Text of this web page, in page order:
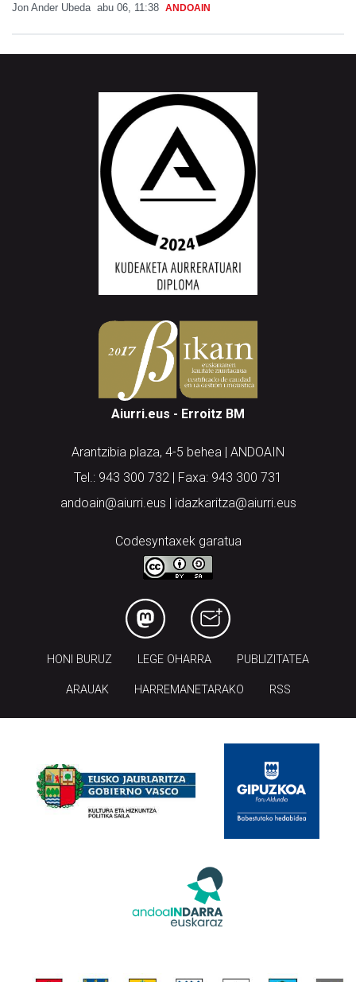
Jon Ander Ubeda abu 06, 11:38 ANDOAIN
Aiurri.eus - Erroitz BM
Arantzibia plaza, 4-5 behea | ANDOAIN
Tel.: 943 300 732 | Faxa: 943 300 731
andoain@aiurri.eus | idazkaritza@aiurri.eus
Codesyntaxek garatua
HONI BURUZ LEGE OHARRA PUBLIZITATEA
ARAUAK HARREMANETARAKO RSS